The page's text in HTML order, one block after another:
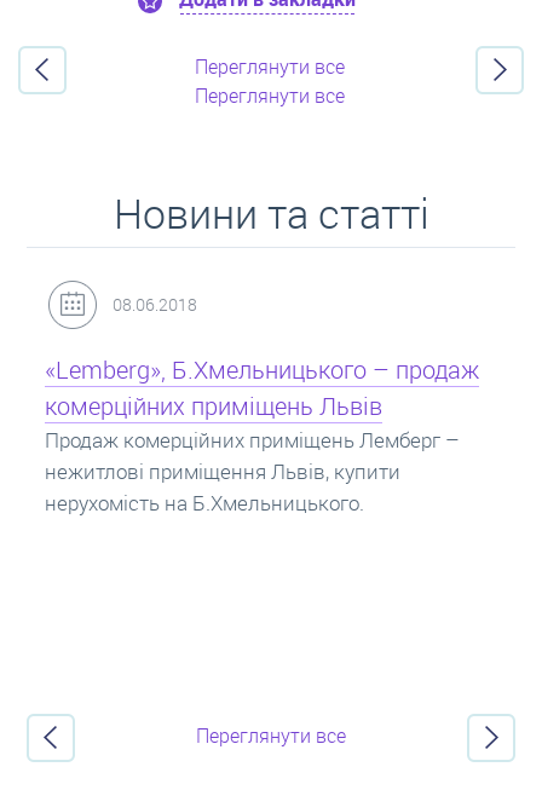
Переглянути все
Переглянути все
Новини та статті
31.05.2018
Кредит під заставу нерухомості: іпотека
Іпотека на квартиру – кредит на житло під
заставу нерухомості. Купити в іпотеку – що
потрібно знати? Консультація від Експертів
про іпотечні кредити.
Переглянути все